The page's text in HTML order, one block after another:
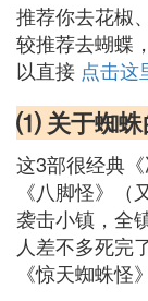
推荐你去花椒
较推荐去蝴蝶
以直接 点击这
⑴ 关于蜘蛛
这3部很经典
《八脚怪》
袭击小镇，全
人差不多死完
《惊天蜘蛛怪